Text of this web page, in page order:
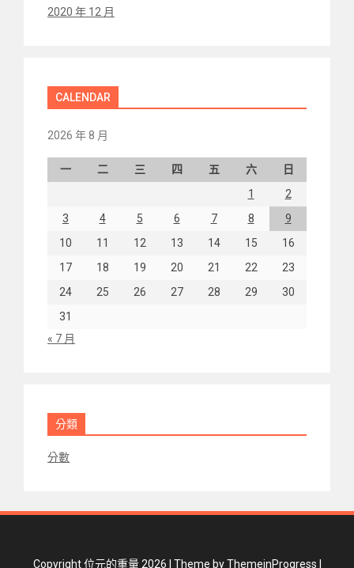
2020 年 12 月
CALENDAR
2026 年 8 月
一 二 三 四 五 六
日
1
2
3
4 5 6 7 8
9
10
11 12 13 14 15
16
17
18 19 20 21 22
23
24
25 26 27 28 29
30
31
« 7 月
分類
分數
Copyright 位元的重量 2026 | Theme by ThemeinProgress